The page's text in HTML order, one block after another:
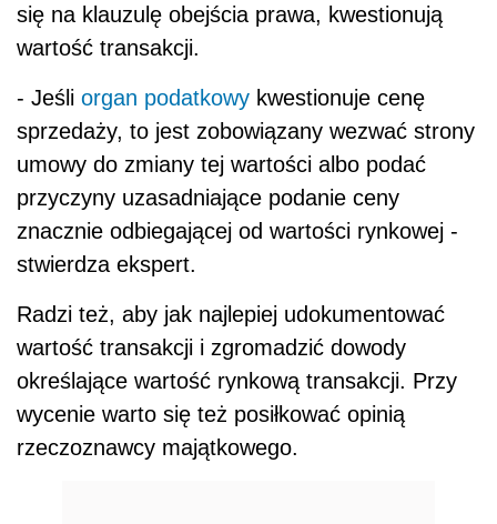
się na klauzulę obejścia prawa, kwestionują
wartość transakcji.
- Jeśli organ podatkowy kwestionuje cenę
sprzedaży, to jest zobowiązany wezwać strony
umowy do zmiany tej wartości albo podać
przyczyny uzasadniające podanie ceny
znacznie odbiegającej od wartości rynkowej -
stwierdza ekspert.
Radzi też, aby jak najlepiej udokumentować
wartość transakcji i zgromadzić dowody
określające wartość rynkową transakcji. Przy
wycenie warto się też posiłkować opinią
rzeczoznawcy majątkowego.